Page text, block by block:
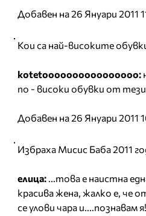
Добавен на 26 Януари 2011
Кои са най-високите
kotetoooooooooooooooo:
по - високи обувки от тези
Добавен на 26 Януари 2011
Избраха Мисис Баба 2011
елица: ...това е наистна
красива жена, жалко е, че
се улови чара и....познавам